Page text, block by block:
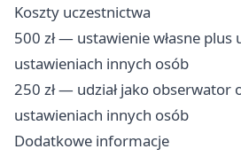
Koszty uczestnictwa
500 zł — ustawienie własne plus
ustawieniach innych osób
250 zł — udział jako obserwator
ustawieniach innych osób
Dodatkowe informacje